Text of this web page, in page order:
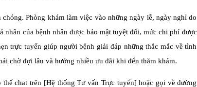
Phòng khám làm việc vào những ngày lễ, ngày nghỉ do
của bệnh nhân được bảo mật tuyệt đối, mức chi phí được
trực tuyến giúp người bệnh giải đáp những thắc mắc về tình
chờ đợi lâu và hưởng nhiều ưu đãi khi đến thăm khám.
chat trên [Hệ thống Tư vấn Trực tuyến] hoặc gọi về đường